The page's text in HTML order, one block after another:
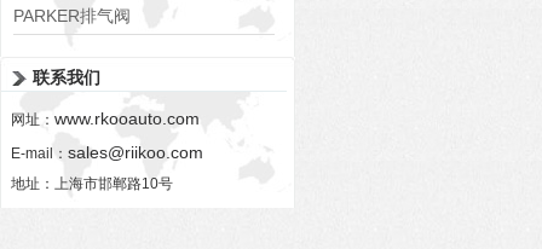
PARKER排气阀
联系我们
网址： www.rkooauto.com
E-mail： sales@riikoo.com
地址：上海市邯郸路10号